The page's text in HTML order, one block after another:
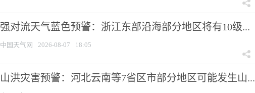
强对流天气蓝色预警：浙江东部沿海部分地区将有10级...
中国天气网 2026-08-07 18:05
山洪灾害预警：河北云南等7省区市部分地区可能发生山...